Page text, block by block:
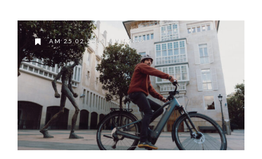
AM 25.02.2026 UM 17:09